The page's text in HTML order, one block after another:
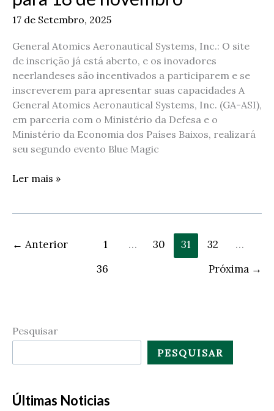
17 de Setembro, 2025
General Atomics Aeronautical Systems, Inc.: O site
de inscrição já está aberto, e os inovadores
neerlandeses são incentivados a participarem e se
inscreverem para apresentar suas capacidades A
General Atomics Aeronautical Systems, Inc. (GA-ASI),
em parceria com o Ministério da Defesa e o
Ministério da Economia dos Países Baixos, realizará
seu segundo evento Blue Magic
agendado
para
de
novembro
Ler mais »
← Anterior 1 … 30 31 32
…
36
Próxima →
Pesquisar
PESQUISAR
Últimas Noticias